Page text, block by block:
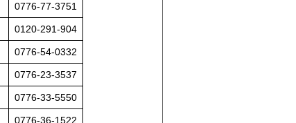
0776-77-3751
0120-291-904
0776-54-0332
0776-23-3537
0776-33-5550
0776-36-1522